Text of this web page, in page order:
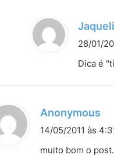
28/01/
Dica é
Anonymous
i
14/05/2011 às
muito bom o